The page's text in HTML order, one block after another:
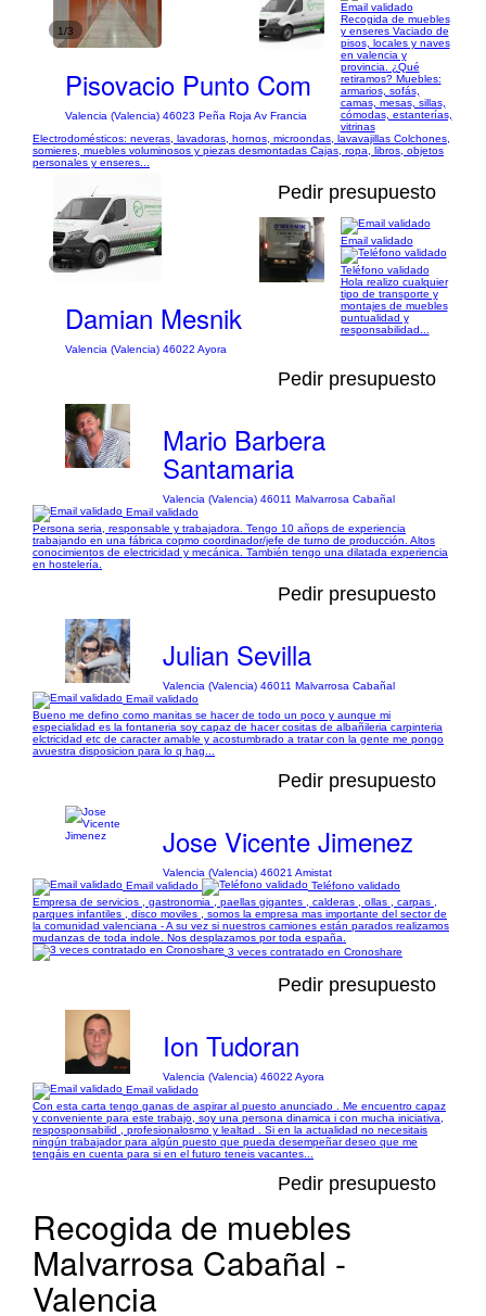
1/3
Pisovacio Punto Com
Valencia (Valencia) 46023 Peña Roja Av Francia
Email validado
Recogida de muebles
y enseres Vaciado de
pisos, locales y naves
en valencia y
provincia. ¿Qué
retiramos? Muebles:
armarios, sofás,
camas, mesas, sillas,
cómodas, estanterías,
vitrinas
Electrodomésticos: neveras, lavadoras, hornos, microondas, lavavajillas Colchones,
somieres, muebles voluminosos y piezas desmontadas Cajas, ropa, libros, objetos
personales y enseres...
1/1
Pedir presupuesto
Damian Mesnik
Valencia (Valencia) 46022 Ayora
Email validado
Teléfono validado
Hola realizo cualquier
tipo de transporte y
montajes de muebles
puntualidad y
responsabilidad...
Pedir presupuesto
Mario Barbera
Santamaria
Valencia (Valencia) 46011 Malvarrosa Cabañal
Email validado
Persona seria, responsable y trabajadora. Tengo 10 añops de experiencia
trabajando en una fábrica copmo coordinador/jefe de turno de producción. Altos
conocimientos de electricidad y mecánica. También tengo una dilatada experiencia
en hostelería.
Pedir presupuesto
Julian Sevilla
Valencia (Valencia) 46011 Malvarrosa Cabañal
Email validado
Bueno me defino como manitas se hacer de todo un poco y aunque mi
especialidad es la fontaneria soy capaz de hacer cositas de albañileria carpinteria
elctricidad etc de caracter amable y acostumbrado a tratar con la gente me pongo
avuestra disposicion para lo q hag...
Pedir presupuesto
Jose Vicente Jimenez
Valencia (Valencia) 46021 Amistat
Email validado
Teléfono validado
Empresa de servicios , gastronomia , paellas gigantes , calderas , ollas , carpas ,
parques infantiles , disco moviles , somos la empresa mas importante del sector de
la comunidad valenciana - A su vez si nuestros camiones están parados realizamos
mudanzas de toda indole. Nos desplazamos por toda españa.
3 veces contratado en Cronoshare
Pedir presupuesto
Ion Tudoran
Valencia (Valencia) 46022 Ayora
Email validado
Con esta carta tengo ganas de aspirar al puesto anunciado . Me encuentro capaz
y conveniente para este trabajo, soy una persona dinamica i con mucha iniciativa,
resposponsabilid , profesionalosmo y lealtad . Si en la actualidad no necesitais
ningún trabajador para algún puesto que pueda desempeñar deseo que me
tengáis en cuenta para si en el futuro teneis vacantes...
Pedir presupuesto
Recogida de muebles
Malvarrosa Cabañal -
Valencia